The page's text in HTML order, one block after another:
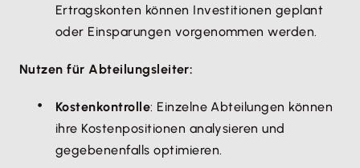
Ertragskonten können Investitionen geplant
oder Einsparungen vorgenommen werden.
Nutzen für Abteilungsleiter:
Kostenkontrolle: Einzelne Abteilungen können
ihre Kostenpositionen analysieren und
gegebenenfalls optimieren.